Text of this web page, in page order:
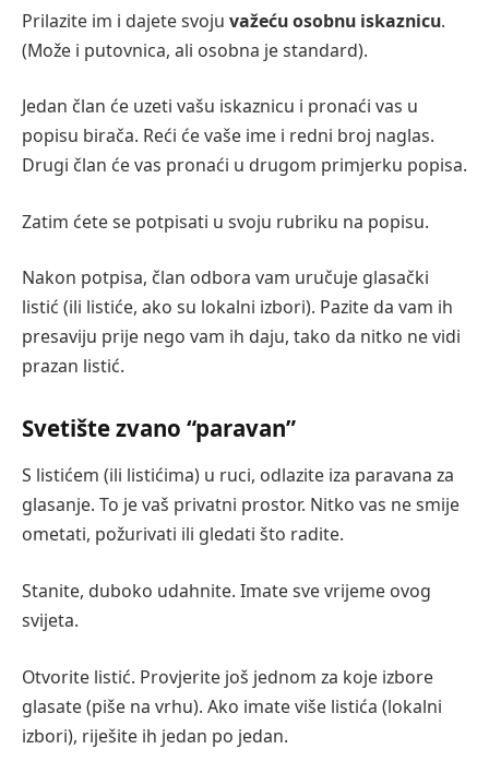
Prilazite im i dajete svoju važeću osobnu iskaznicu.
(Može i putovnica, ali osobna je standard).
Jedan član će uzeti vašu iskaznicu i pronaći vas u
popisu birača. Reći će vaše ime i redni broj naglas.
Drugi član će vas pronaći u drugom primjerku popisa.
Zatim ćete se potpisati u svoju rubriku na popisu.
Nakon potpisa, član odbora vam uručuje glasački
listić (ili listiće, ako su lokalni izbori). Pazite da vam ih
presaviju prije nego vam ih daju, tako da nitko ne vidi
prazan listić.
Svetište zvano “paravan”
S listićem (ili listićima) u ruci, odlazite iza paravana za
glasanje. To je vaš privatni prostor. Nitko vas ne smije
ometati, požurivati ili gledati što radite.
Stanite, duboko udahnite. Imate sve vrijeme ovog
svijeta.
Otvorite listić. Provjerite još jednom za koje izbore
glasate (piše na vrhu). Ako imate više listića (lokalni
izbori), riješite ih jedan po jedan.